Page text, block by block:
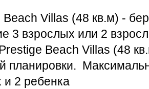
Villas (48 кв.м) -
3 взрослых или 2
Beach Villas (48
планировки.
и 2 ребенка